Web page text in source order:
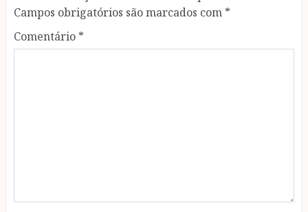
Campos obrigatórios são marcados com *
Comentário *